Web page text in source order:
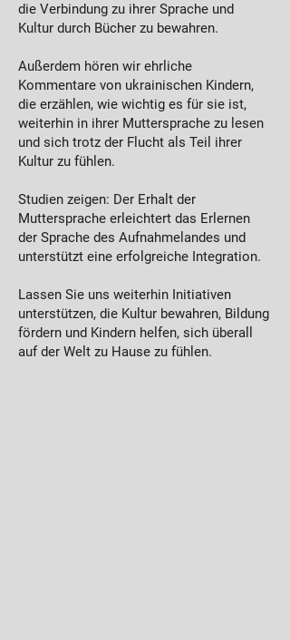
die Verbindung zu ihrer Sprache und
Kultur durch Bücher zu bewahren.
Außerdem hören wir ehrliche
Kommentare von ukrainischen Kindern,
die erzählen, wie wichtig es für sie ist,
weiterhin in ihrer Muttersprache zu lesen
und sich trotz der Flucht als Teil ihrer
Kultur zu fühlen.
Studien zeigen: Der Erhalt der
Muttersprache erleichtert das Erlernen
der Sprache des Aufnahmelandes und
unterstützt eine erfolgreiche Integration.
Lassen Sie uns weiterhin Initiativen
unterstützen, die Kultur bewahren, Bildung
fördern und Kindern helfen, sich überall
auf der Welt zu Hause zu fühlen.